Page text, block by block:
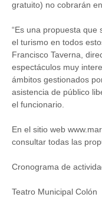
gratuito) no cobrarán
“Es una propuesta que
el turismo en todos
Francisco Taverna,
espectáculos muy
ámbitos gestionados
asistencia de público
el funcionario.
En el sitio web
consultar todas las
Cronograma de
Teatro Municipal Colón